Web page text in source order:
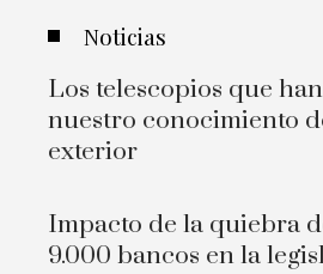
Noticias
Los telescopios que
nuestro conocimiento
exterior
Impacto de la quiebra
9.000 bancos en la